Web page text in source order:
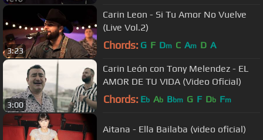
3:23
Carin Leon - Si Tu Amor No Vuelve
(Live Vol.2)
Chords: G F Dm C Am D A
3:00
Carin León con Tony Melendez - EL
AMOR DE TU VIDA (Video Oficial)
Chords: Eb Ab Bbm G F Db Fm
Aitana - Ella Bailaba (video oficial)